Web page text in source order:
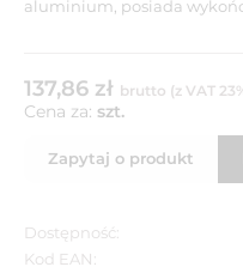
aluminium, posiada
137,86 zł brutto (z VAT
Cena za: szt.
Zapytaj o produkt
Dostępność:
Kod EAN: